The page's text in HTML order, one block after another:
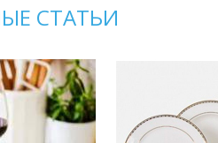
СТАТЬИ